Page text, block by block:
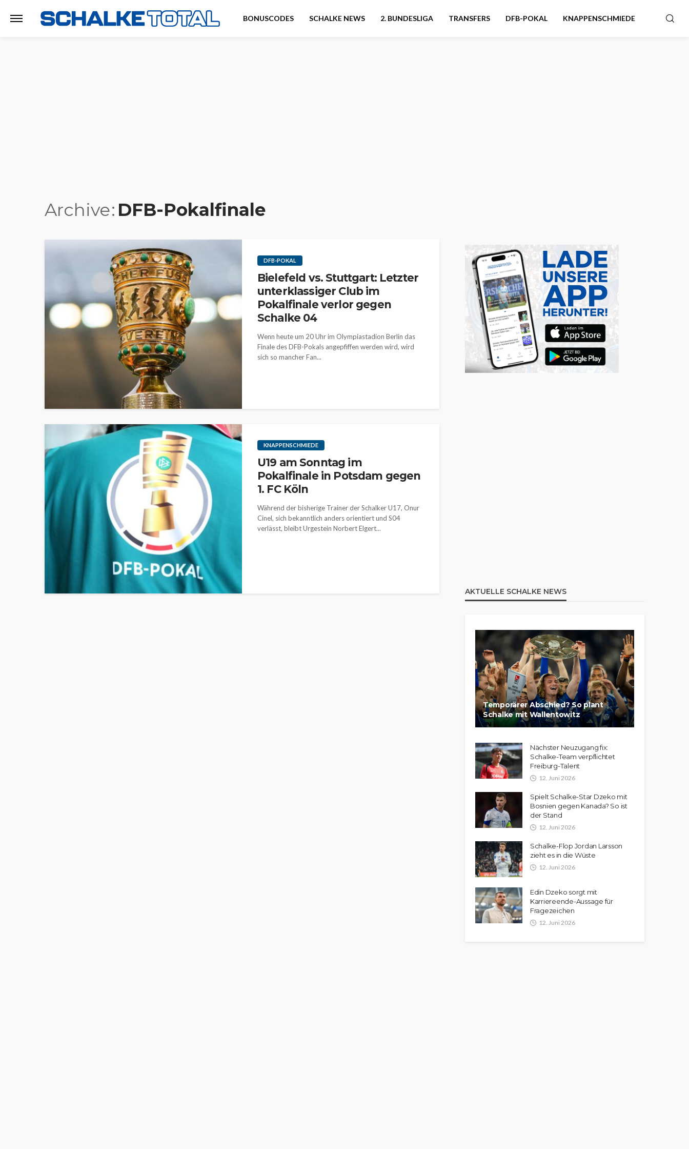
BONUSCODES SCHALKE NEWS 2. BUNDESLIGA TRANSFERS DFB-POKAL KNAPPENSCHMIEDE
Archive DFB-Pokalfinale
DFB-POKAL
Bielefeld vs. Stuttgart: Letzter
unterklassiger Club im
Pokalfinale verlor gegen
Schalke 04
Wenn heute um 20 Uhr im Olympiastadion Berlin das
Finale des DFB-Pokals angepfiffen werden wird, wird
sich so mancher Fan...
KNAPPENSCHMIEDE
U19 am Sonntag im
Pokalfinale in Potsdam gegen
1. FC Köln
Während der bisherige Trainer der Schalker U17, Onur
Cinel, sich bekanntlich anders orientiert und S04
verlässt, bleibt Urgestein Norbert Elgert...
AKTUELLE SCHALKE NEWS
Temporärer Abschied? So plant
Schalke mit Wallentowitz
Nächster Neuzugang fix:
Schalke-Team verpflichtet
Freiburg-Talent
12. Juni 2026
Spielt Schalke-Star Dzeko mit
Bosnien gegen Kanada? So ist
der Stand
12. Juni 2026
Schalke-Flop Jordan Larsson
zieht es in die Wüste
12. Juni 2026
Edin Dzeko sorgt mit
Karriereende-Aussage für
Fragezeichen
12. Juni 2026